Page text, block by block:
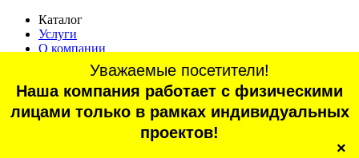
Каталог
Услуги
О компании
Статьи
Контакты
Отзывы
г. Санкт-Петербург, проспект Обуховской Обороны, 70, корп.
Уважаемые посетители!
Наша компания работает с физическими
лицами только в рамках индивидуальных
проектов!
×